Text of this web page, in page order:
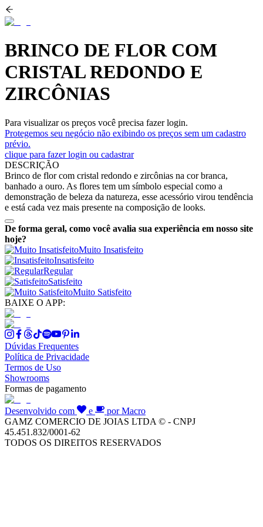
BRINCO DE FLOR COM
CRISTAL REDONDO E
ZIRCÔNIAS
Para visualizar os preços você precisa fazer login.
Protegemos seu negócio não exibindo os preços sem um cadastro
prévio.
clique para fazer login ou cadastrar
DESCRIÇÃO
Brinco de flor com cristal redondo e zircônias na cor branca,
banhado a ouro. As flores tem um símbolo especial como a
demonstração de beleza da natureza, esse acessório virou tendência
e está cada vez mais presente na composição de looks.
De forma geral, como você avalia sua experiência em nosso site
hoje?
Muito Insatisfeito
Insatisfeito
Regular
Satisfeito
Muito Satisfeito
BAIXE O APP:
Dúvidas Frequentes
Política de Privacidade
Termos de Uso
Showrooms
Formas de pagamento
Desenvolvido com e
por Macro
GAMZ COMERCIO DE JOIAS LTDA © - CNPJ
45.451.832/0001-62
TODOS OS DIREITOS RESERVADOS